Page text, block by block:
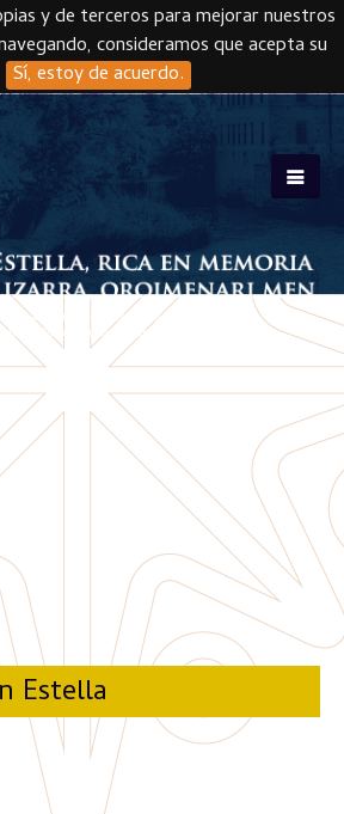
y de terceros para mejorar nuestros
consideramos que acepta su
Sí, estoy de acuerdo.
Estella